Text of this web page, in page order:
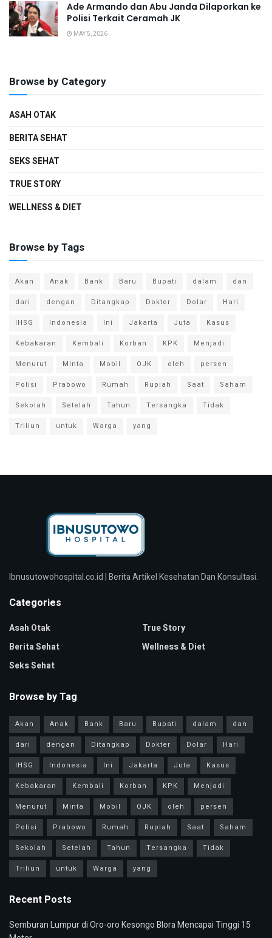
Ade Armando dan Abu Janda Dilaporkan ke
Polisi Terkait Ceramah JK
MAY 5, 2026
Browse by Category
ASAH OTAK
BERITA SEHAT
SEKS SEHAT
TRUE STORY
WELLNESS & DIET
Browse by Tags
Akan Anak Bank Baru Bupati dalam
dan
dari
dengan Ditangkap Dokter Dolar
Hari
IHSG
Indonesia Ini Jakarta Juta
Kasus
Kebakaran
Kembali Korban KPK
Menjadi
Menurut
Minta Mobil OJK oleh
persen
Polisi
Prabowo Rumah Rupiah Saat
Saham
Sekolah
Setelah Tahun Tersangka
Tidak
Triliun
untuk Warga yang
Ibnusutowohospital.co.id | Berita Artikel Kesehatan Dan Konsultasi.
Categories
Asah Otak
Berita Sehat
Seks Sehat
True Story
Wellness & Diet
Browse by Tag
Akan Anak Bank Baru Bupati dalam
dan
dari
dengan Ditangkap Dokter Dolar
Hari
IHSG
Indonesia Ini Jakarta Juta
Kasus
Kebakaran
Kembali Korban KPK
Menjadi
Menurut
Minta Mobil OJK oleh
persen
Polisi
Prabowo Rumah Rupiah Saat
Saham
Sekolah
Setelah Tahun Tersangka
Tidak
Triliun
untuk Warga yang
Recent Posts
Semburan Lumpur di Oro-oro Kesongo Blora Mencapai Tinggi 15